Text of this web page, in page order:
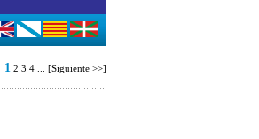
1 2 3 4 [Siguiente >>]